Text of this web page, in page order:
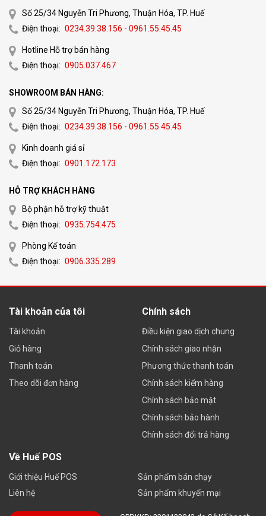
Số 25/34 Nguyễn Tri Phương, Thuận Hóa, TP. Huế
Điện thoại: 0234.39.38.156 - 0961.55.45.45
Hotline Hỗ trợ bán hàng
Điện thoại: 0905.037.467
SHOWROOM BÁN HÀNG:
Số 25/34 Nguyễn Tri Phương, Thuận Hóa, TP. Huế
Điện thoại: 0234.39.38.156 - 0961.55.45.45
Kinh doanh giá sỉ
Điện thoại: 0901.172.173
HỖ TRỢ KHÁCH HÀNG
Bộ phận hỗ trợ kỹ thuật
Điện thoại: 0935.754.475
Phòng Kế toán
Điện thoại: 0906.335.289
Tài khoản của tôi
Tài khoản
Giỏ hàng
Thanh toán
Theo dõi đơn hàng
Chính sách
Điều kiện giao dịch chung
Chính sách giao nhận
Phương thức thanh toán
Chính sách kiểm hàng
Chính sách bảo mật
Chính sách bảo hành
Chính sách đổi trả hàng
Về Huế POS
Giới thiệu Huế POS
Liên hệ
Sản phẩm bán chạy
Sản phẩm khuyến mại